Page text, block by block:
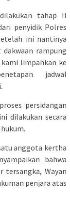
tahap II
penyidik Polres
ini nantinya
rampung
limpahkan ke
jadwal
persidangan
dilakukan secara
anggota kertha
bahwa
tersangka, Wayan
penjara atas